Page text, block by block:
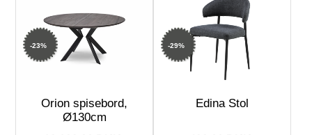
-23%
Orion spisebord,
Ø130cm
-29%
Edina Stol